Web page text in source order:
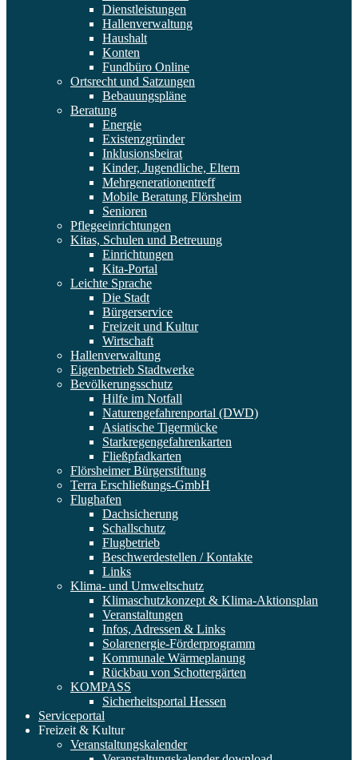
Dienstleistungen
Hallenverwaltung
Haushalt
Konten
Fundbüro Online
Ortsrecht und Satzungen
Bebauungspläne
Beratung
Energie
Existenzgründer
Inklusionsbeirat
Kinder, Jugendliche, Eltern
Mehrgenerationentreff
Mobile Beratung Flörsheim
Senioren
Pflegeeinrichtungen
Kitas, Schulen und Betreuung
Einrichtungen
Kita-Portal
Leichte Sprache
Die Stadt
Bürgerservice
Freizeit und Kultur
Wirtschaft
Hallenverwaltung
Eigenbetrieb Stadtwerke
Bevölkerungsschutz
Hilfe im Notfall
Naturengefahrenportal (DWD)
Asiatische Tigermücke
Starkregengefahrenkarten
Fließpfadkarten
Flörsheimer Bürgerstiftung
Terra Erschließungs-GmbH
Flughafen
Dachsicherung
Schallschutz
Flugbetrieb
Beschwerdestellen / Kontakte
Links
Klima- und Umweltschutz
Klimaschutzkonzept & Klima-Aktionsplan
Veranstaltungen
Infos, Adressen & Links
Solarenergie-Förderprogramm
Kommunale Wärmeplanung
Rückbau von Schottergärten
KOMPASS
Sicherheitsportal Hessen
Serviceportal
Freizeit & Kultur
Veranstaltungskalender